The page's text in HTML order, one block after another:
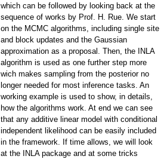
which can be followed by looking back at the
sequence of works by Prof. H. Rue. We start
on the MCMC algorithms, including single site
and block updates and the Gaussian
approximation as a proposal. Then, the INLA
algorithm is used as one further step more
wich makes sampling from the posterior no
longer needed for most inference tasks. An
working example is used to show, in details,
how the algorithms work. At end we can see
that any additive linear model with conditional
independent likelihood can be easily included
in the framework. If time allows, we will look
at the INLA package and at some tricks